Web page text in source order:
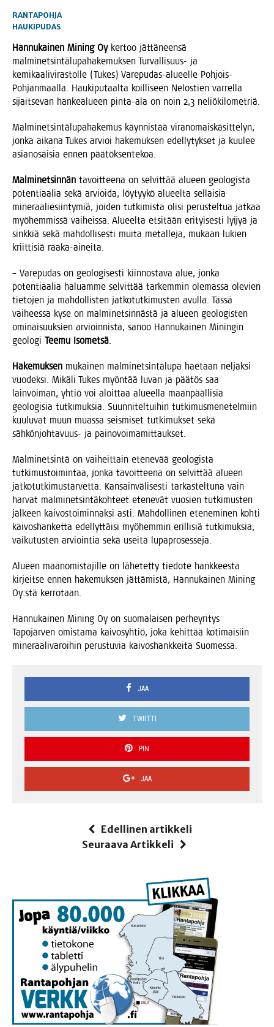
RANTAPOHJA
HAUKIPUDAS
Han­nu­kai­nen Mining Oy ker­too jät­tä­neen­sä
mal­mi­net­sin­tä­lu­pa­ha­ke­muk­sen Tur­val­li­suus- ja
kemi­kaa­li­vi­ras­tol­le (Tukes) Vare­pu­das-alu­eel­le Poh­jois-
Poh­jan­maal­la. Hau­ki­pu­taal­ta koil­li­seen Nelos­tien var­rel­la
sijait­se­van han­kea­lu­een pin­ta-ala on noin 2,3 neliökilometriä.
Mal­mi­net­sin­tä­lu­pa­ha­ke­mus käyn­nis­tää viran­omais­kä­sit­te­lyn,
jon­ka aika­na Tukes arvioi hake­muk­sen edel­ly­tyk­set ja kuu­lee
asian­osai­sia ennen päätöksentekoa.
Mal­mi­net­sin­nän tavoit­tee­na on sel­vit­tää alu­een geo­lo­gis­ta
poten­ti­aa­lia sekä arvioi­da, löy­tyy­kö alu­eel­ta sel­lai­sia
mine­raa­lie­siin­ty­miä, joi­den tut­ki­mis­ta oli­si perus­tel­tua jat­kaa
myö­hem­mis­sä vai­heis­sa. Alu­eel­ta etsi­tään eri­tyi­ses­ti lyi­jyä ja
sink­kiä sekä mah­dol­li­ses­ti mui­ta metal­le­ja, mukaan lukien
kriit­ti­siä raaka-aineita.
– Vare­pu­das on geo­lo­gi­ses­ti kiin­nos­ta­va alue, jon­ka
poten­ti­aa­lia haluam­me sel­vit­tää tar­kem­min ole­mas­sa ole­vien
tie­to­jen ja mah­dol­lis­ten jat­ko­tut­ki­mus­ten avul­la. Täs­sä
vai­hees­sa kyse on mal­mi­net­sin­näs­tä ja alu­een geo­lo­gis­ten
omi­nai­suuk­sien arvioin­nis­ta, sanoo Han­nu­kai­nen Minin­gin
geo­lo­gi Tee­mu Iso­met­sä.
Hake­muk­sen mukai­nen mal­mi­net­sin­tä­lu­pa hae­taan nel­jäk­si
vuo­dek­si. Mikä­li Tukes myön­tää luvan ja pää­tös saa
lain­voi­man, yhtiö voi aloit­taa alu­eel­la maan­pääl­li­siä
geo­lo­gi­sia tut­ki­muk­sia. Suun­ni­tel­tui­hin tut­ki­mus­me­ne­tel­miin
kuu­lu­vat muun muas­sa seis­mi­set tut­ki­muk­set sekä
säh­kön­joh­ta­vuus- ja painovoimamittaukset.
Mal­mi­net­sin­tä on vai­heit­tain ete­ne­vää geo­lo­gis­ta
tut­ki­mus­toi­min­taa, jon­ka tavoit­tee­na on sel­vit­tää alu­een
jat­ko­tut­ki­mus­tar­vet­ta. Kan­sain­vä­li­ses­ti tar­kas­tel­tu­na vain
har­vat mal­mi­net­sin­tä­koh­teet ete­ne­vät vuo­sien tut­ki­mus­ten
jäl­keen kai­vos­toi­min­nak­si asti. Mah­dol­li­nen ete­ne­mi­nen koh­ti
kai­vos­han­ket­ta edel­lyt­täi­si myö­hem­min eril­li­siä tut­ki­muk­sia,
vai­ku­tus­ten arvioin­tia sekä usei­ta lupaprosesseja.
Alu­een maa­no­mis­ta­jil­le on lähe­tet­ty tie­do­te hank­kees­ta
kir­jeit­se ennen hake­muk­sen jät­tä­mis­tä, Han­nu­kai­nen Mining
Oy:stä kerrotaan.
Han­nu­kai­nen Mining Oy on suo­ma­lai­sen per­hey­ri­tys
Tapo­jär­ven omis­ta­ma kai­vos­yh­tiö, joka kehit­tää koti­mai­siin
mine­raa­li­va­roi­hin perus­tu­via kai­vos­hank­kei­ta Suomessa.
JAA
TWIITTI
PIN
JAA
Edellinen artikkeli
Seuraava Artikkeli